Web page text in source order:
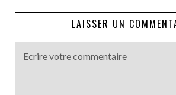
LAISSER UN